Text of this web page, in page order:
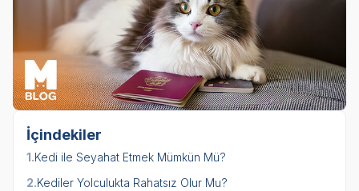
İçindekiler
1.Kedi ile Seyahat Etmek Mümkün Mü?
2.Kediler Yolculukta Rahatsız Olur Mu?